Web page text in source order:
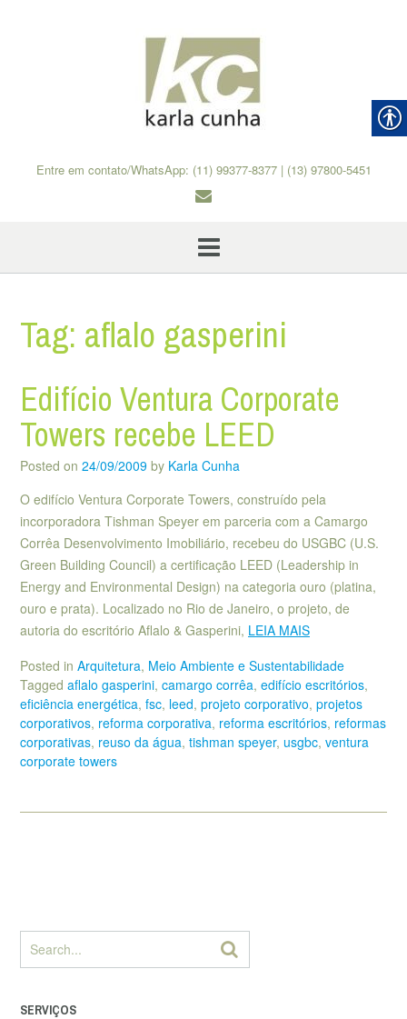
Entre em contato/WhatsApp: (11) 99377-8377 | (13) 97800-5451
Tag: aflalo gasperini
Edifício Ventura Corporate
Towers recebe LEED
Posted on 24/09/2009 by Karla Cunha
O edifício Ventura Corporate Towers, construído pela
incorporadora Tishman Speyer em parceria com a Camargo
Corrêa Desenvolvimento Imobiliário, recebeu do USGBC (U.S.
Green Building Council) a certificação LEED (Leadership in
Energy and Environmental Design) na categoria ouro (platina,
ouro e prata). Localizado no Rio de Janeiro, o projeto, de
autoria do escritório Aflalo & Gasperini, LEIA MAIS
Posted in Arquitetura, Meio Ambiente e Sustentabilidade
Tagged aflalo gasperini, camargo corrêa, edifício escritórios,
eficiência energética, fsc, leed, projeto corporativo, projetos
corporativos, reforma corporativa, reforma escritórios, reformas
corporativas, reuso da água, tishman speyer, usgbc, ventura
corporate towers
SERVIÇOS